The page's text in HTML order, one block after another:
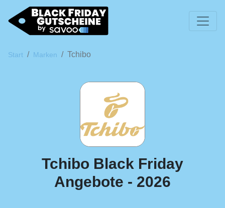
Start Marken Tchibo
Tchibo Black Friday
Angebote - 2026